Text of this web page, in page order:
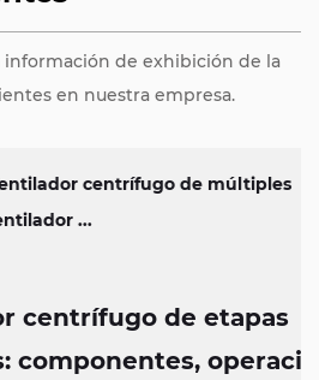
de exhibición de la
en nuestra empresa.
de etapas
operación
...